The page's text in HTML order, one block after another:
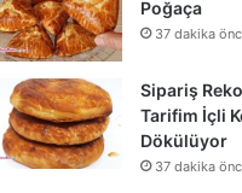
Poğaça
37 dakika
Sipariş
Tarifim İçli
Dökülüyor
37 dakika